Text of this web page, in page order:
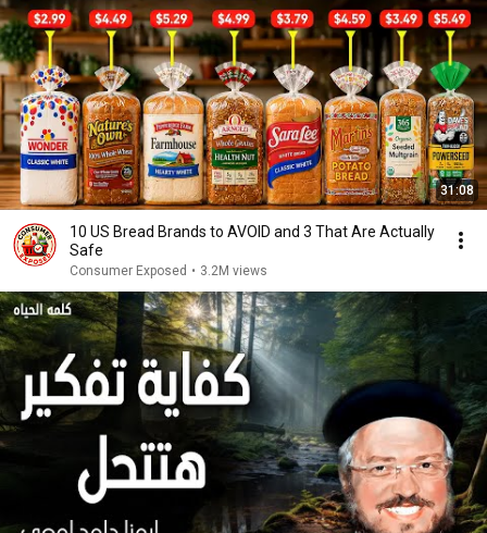
31:08
10 US Bread Brands to AVOID and 3 That Are Actually
Safe
Consumer Exposed • 3.2M views